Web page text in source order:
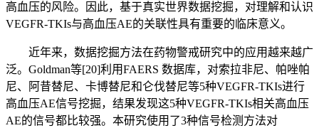
高血压的风险。因此，基于真实世界数据挖掘，对理解和认识
VEGFR-TKIs与高血压AE的关联性具有重要的临床意义。
近年来，数据挖掘方法在药物警戒研究中的应用越来越广
泛。Goldman等[20]利用FAERS 数据库，对索拉非尼、帕唑帕
尼、阿昔替尼、卡博替尼和仑伐替尼等5种VEGFR-TKIs进行
高血压AE信号挖掘，结果发现这5种VEGFR-TKIs相关高血压
AE的信号都比较强。本研究使用了3种信号检测方法对